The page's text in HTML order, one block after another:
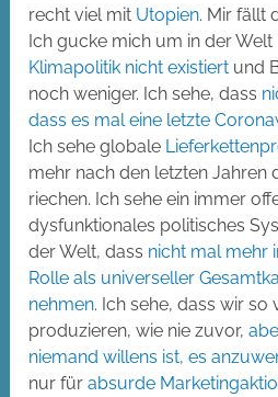
recht viel mit Utopien. Mir fällt
Ich gucke mich um in der Welt
Klimapolitik nicht existiert und
noch weniger. Ich sehe, dass
dass es mal eine letzte
Ich sehe globale
mehr nach den letzten Jahren
riechen. Ich sehe ein immer
dysfunktionales politisches
der Welt, dass nicht mal mehr
Rolle als universeller
nehmen. Ich sehe, dass wir so
produzieren, wie nie zuvor,
niemand willens ist, es
nur fürabsurde